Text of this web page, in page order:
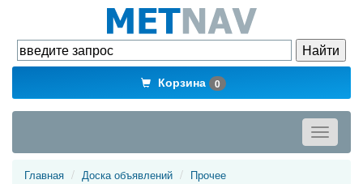
Корзина 0
Toggle
Главная Доска объявлений Прочее